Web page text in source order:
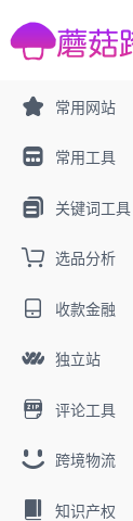
常用网站
常用工具
关键词工具
选品分析
收款金融
独立站
评论工具
跨境物流
知识产权